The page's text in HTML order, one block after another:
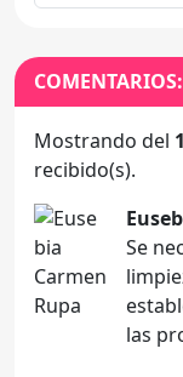
COMENTARIOS:
Mostrando del 1
recibido(s).
Se
las